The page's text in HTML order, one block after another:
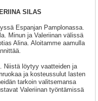
SILAS
Espanjan Pamplonassa.
Minun ja Valeriinan välissä
Alina. Aloitamme aamulla
Niistä löytyy vaatteiden ja
ja kosteussulut lasten
tarkoin valitsemansa
Valeriinan työntämissä